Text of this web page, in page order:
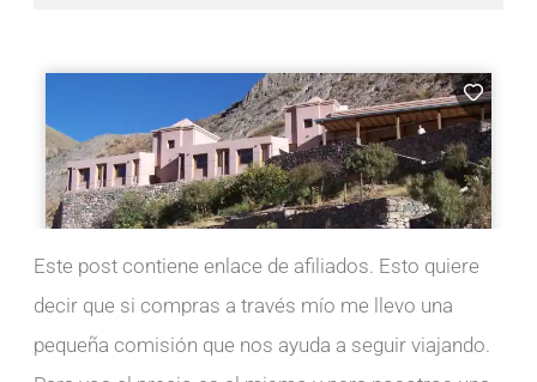
Este post contiene enlace de afiliados. Esto quiere
decir que si compras a través mío me llevo una
pequeña comisión que nos ayuda a seguir viajando.